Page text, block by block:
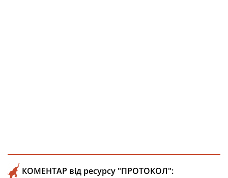
КОМЕНТАР від ресурсу "ПРОТОКОЛ":